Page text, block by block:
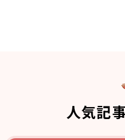
人気記